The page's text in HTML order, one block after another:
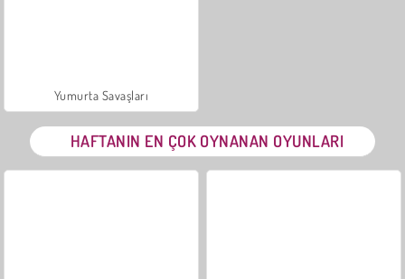
Yumurta Savaşları
HAFTANIN EN ÇOK OYNANAN OYUNLARI